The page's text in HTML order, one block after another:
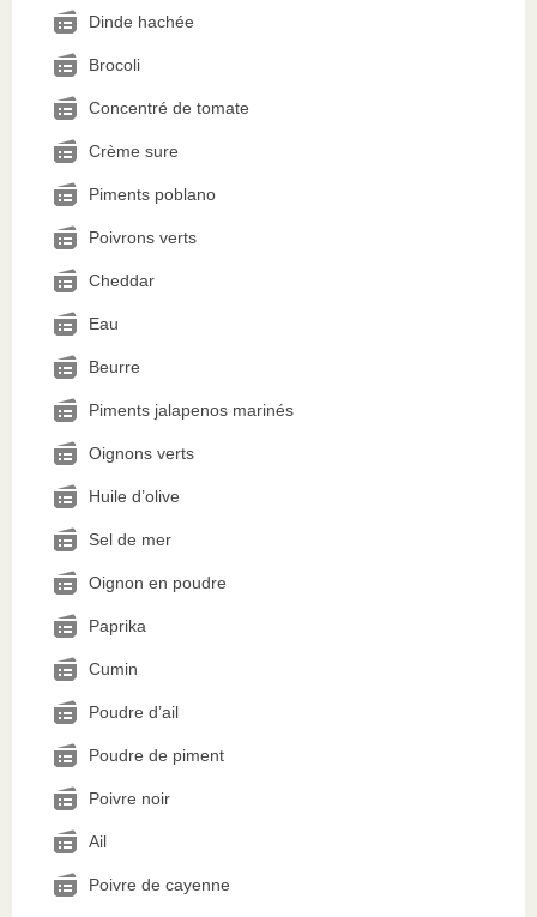
Dinde hachée
Brocoli
Concentré de tomate
Crème sure
Piments poblano
Poivrons verts
Cheddar
Eau
Beurre
Piments jalapenos marinés
Oignons verts
Huile d’olive
Sel de mer
Oignon en poudre
Paprika
Cumin
Poudre d’ail
Poudre de piment
Poivre noir
Ail
Poivre de cayenne